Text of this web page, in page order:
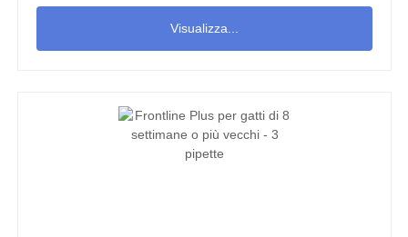
Visualizza...